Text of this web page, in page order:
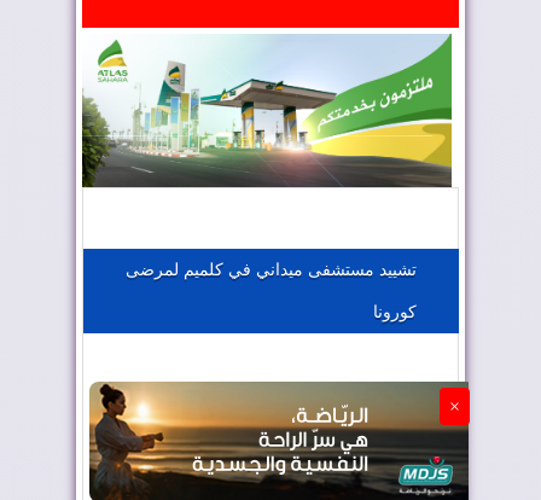
المغرب يعزز موقعه في صناعة الطيران
الجزائر تستسلم لفرنسا
تشييد مستشفى ميداني في كلميم لمرضى
كورونا
×